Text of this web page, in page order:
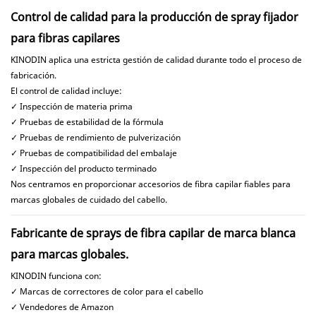
Control de calidad para la producción de spray fijador
para fibras capilares
KINODIN aplica una estricta gestión de calidad durante todo el proceso de
fabricación.
El control de calidad incluye:
✓ Inspección de materia prima
✓ Pruebas de estabilidad de la fórmula
✓ Pruebas de rendimiento de pulverización
✓ Pruebas de compatibilidad del embalaje
✓ Inspección del producto terminado
Nos centramos en proporcionar accesorios de fibra capilar fiables para
marcas globales de cuidado del cabello.
Fabricante de sprays de fibra capilar de marca blanca
para marcas globales.
KINODIN funciona con:
✓ Marcas de correctores de color para el cabello
✓ Vendedores de Amazon